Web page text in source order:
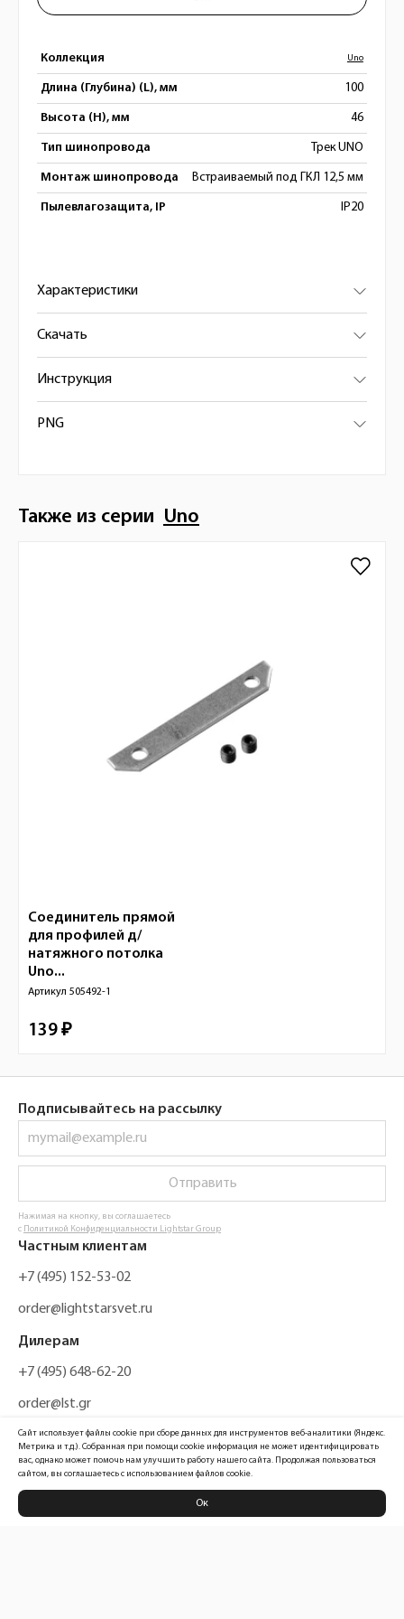
Коллекция Uno
Длина (Глубина) (L), мм 100
Высота (H), мм 46
Тип шинопровода Трек UNO
Монтаж шинопровода Встраиваемый под ГКЛ 12,5 мм
Пылевлагозащита, IP IP20
Характеристики
Скачать
Инструкция
PNG
Также из серии Uno
Соединитель прямой
для профилей д/
натяжного потолка
Uno...
Артикул 505492-1
139 ₽
Подписывайтесь на рассылку
Отправить
Нажимая на кнопку, вы соглашаетесь
с Политикой Конфиденциальности Lightstar Group
Частным клиентам
+7 (495) 152-53-02
order@lightstarsvet.ru
Дилерам
+7 (495) 648-62-20
order@lst.gr
Политика конфиденциальности
Сайт использует файлы cookie при сборе данных для инструментов веб-аналитики (Яндекс.
Метрика и т.д.). Собранная при помощи cookie информация не может идентифицировать
вас, однако может помочь нам улучшить работу нашего сайта. Продолжая пользоваться
сайтом, вы соглашаетесь с использованием файлов cookie.
Ок